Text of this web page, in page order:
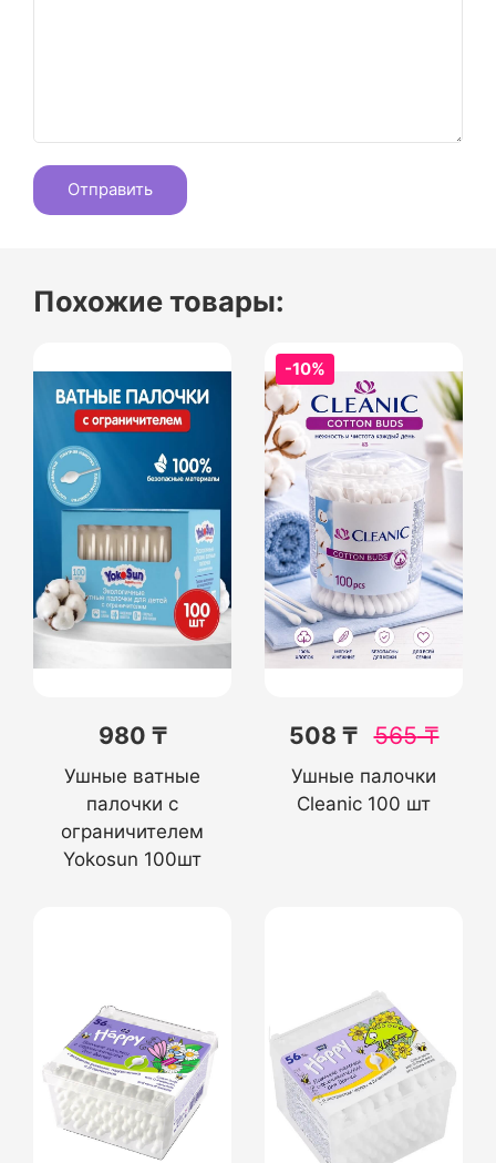
Похожие товары:
980 ₸
Ушные ватные
палочки с
ограничителем
Yokosun 100шт
-10%
508 ₸ 565₸
Ушные палочки
Cleanic 100 шт